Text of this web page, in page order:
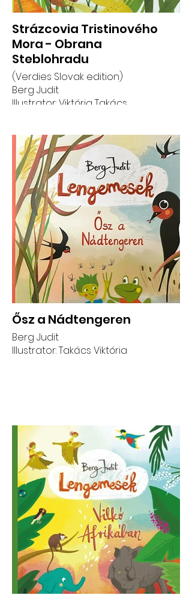
Strázcovia Tristinového
Mora - Obrana
Steblohradu
(Verdies Slovak edition)
Berg Judit
Illustrator: Viktória Takács
Ősz a Nádtengeren
Berg Judit
Illustrator: Takács Viktória